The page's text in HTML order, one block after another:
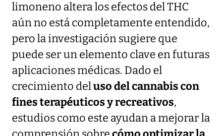
limoneno altera los efectos del THC
aún no está completamente entendido,
pero la investigación sugiere que
puede ser un elemento clave en futuras
aplicaciones médicas. Dado el
crecimiento deluso del cannabis con
fines terapéuticos y recreativos,
estudios como este ayudan a mejorar la